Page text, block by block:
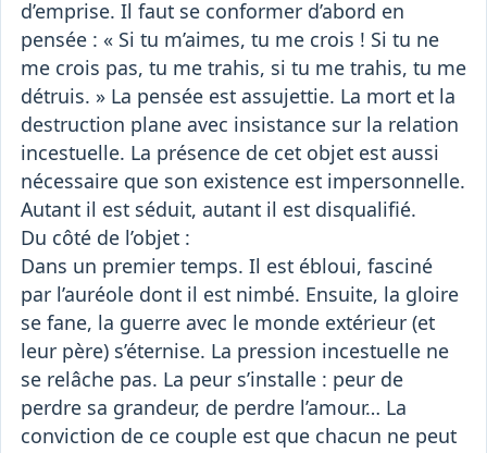
d’emprise. Il faut se conformer d’abord en
pensée : « Si tu m’aimes, tu me crois ! Si tu ne
me crois pas, tu me trahis, si tu me trahis, tu me
détruis. » La pensée est assujettie. La mort et la
destruction plane avec insistance sur la relation
incestuelle. La présence de cet objet est aussi
nécessaire que son existence est impersonnelle.
Autant il est séduit, autant il est disqualifié.
Du côté de l’objet :
Dans un premier temps. Il est ébloui, fasciné
par l’auréole dont il est nimbé. Ensuite, la gloire
se fane, la guerre avec le monde extérieur (et
leur père) s’éternise. La pression incestuelle ne
se relâche pas. La peur s’installe : peur de
perdre sa grandeur, de perdre l’amour… La
conviction de ce couple est que chacun ne peut